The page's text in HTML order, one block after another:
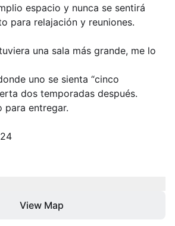
espacio y nunca se sentirá
para relajación y reuniones.
una sala más grande, me lo
uno se sienta “cinco
dos temporadas después.
para entregar.
View Map